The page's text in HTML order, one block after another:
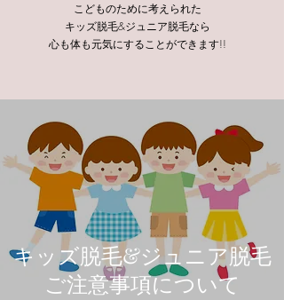
こどものために考えられた
キッズ脱毛&ジュニア脱毛なら
心も体も元気にすることができます!!
キッズ脱毛&ジュニア脱毛
ご注意事項について